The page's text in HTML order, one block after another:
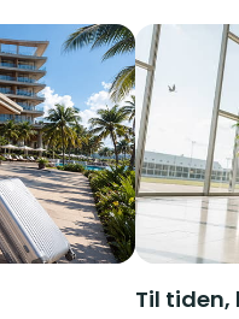
Til tiden,